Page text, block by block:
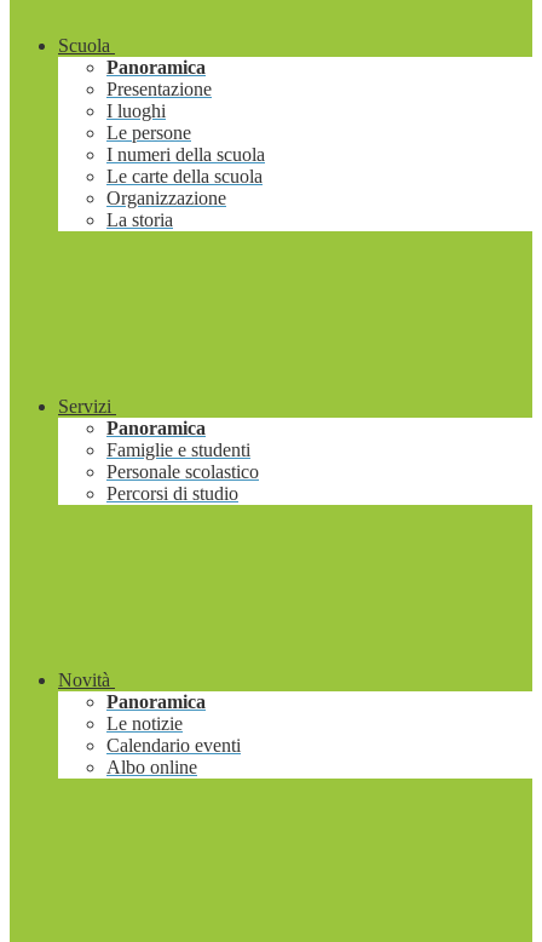
Scuola
Panoramica
Presentazione
I luoghi
Le persone
I numeri della scuola
Le carte della scuola
Organizzazione
La storia
Servizi
Panoramica
Famiglie e studenti
Personale scolastico
Percorsi di studio
Novità
Panoramica
Le notizie
Calendario eventi
Albo online